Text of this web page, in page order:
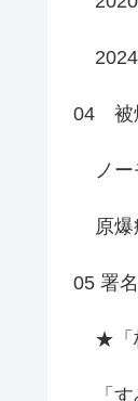
04 被
ノ
原
05 署名
★「
「